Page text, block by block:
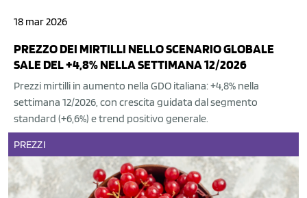
18 mar 2026
PREZZO DEI MIRTILLI NELLO SCENARIO GLOBALE
SALE DEL +4,8% NELLA SETTIMANA 12/2026
Prezzi mirtilli in aumento nella GDO italiana: +4,8% nella
settimana 12/2026, con crescita guidata dal segmento
standard (+6,6%) e trend positivo generale.
PREZZI